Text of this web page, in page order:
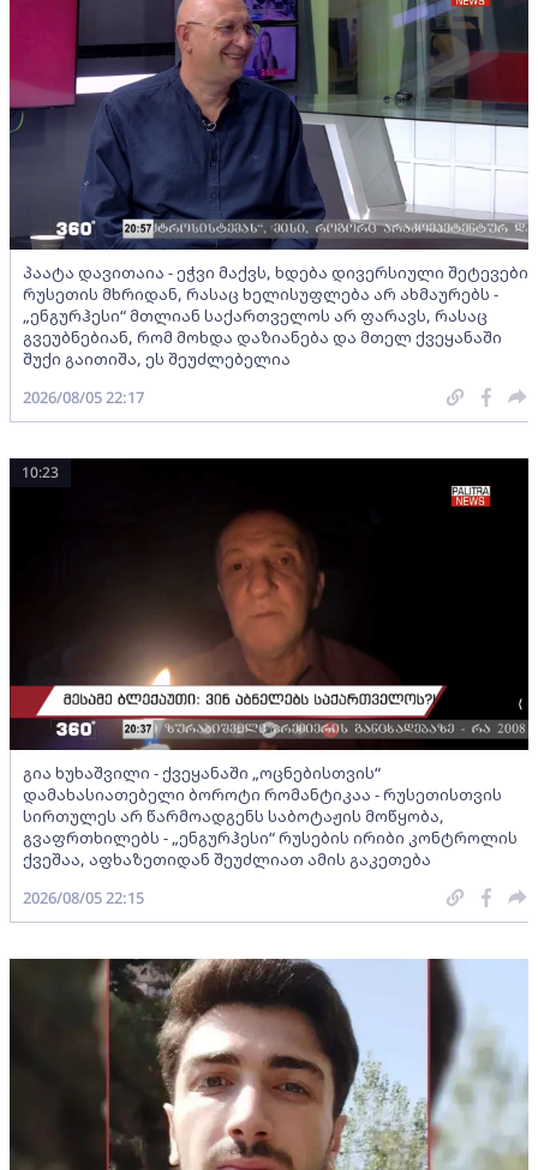
პაატა დავითაია - ეჭვი მაქვს, ხდება დივერსიული შეტევები
რუსეთის მხრიდან, რასაც ხელისუფლება არ ახმაურებს -
„ენგურჰესი“ მთლიან საქართველოს არ ფარავს, რასაც
გვეუბნებიან, რომ მოხდა დაზიანება და მთელ ქვეყანაში
შუქი გაითიშა, ეს შეუძლებელია
2026/08/05 22:17
გია ხუხაშვილი - ქვეყანაში „ოცნებისთვის“
დამახასიათებელი ბოროტი რომანტიკაა - რუსეთისთვის
სირთულეს არ წარმოადგენს საბოტაჟის მოწყობა,
გვაფრთხილებს - „ენგურჰესი“ რუსების ირიბი კონტროლის
ქვეშაა, აფხაზეთიდან შეუძლიათ ამის გაკეთება
10:23
2026/08/05 22:15